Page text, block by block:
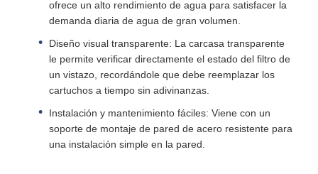
ofrece un alto rendimiento de agua para satisfacer la
demanda diaria de agua de gran volumen.
Diseño visual transparente: La carcasa transparente
le permite verificar directamente el estado del filtro de
un vistazo, recordándole que debe reemplazar los
cartuchos a tiempo sin adivinanzas.
Instalación y mantenimiento fáciles: Viene con un
soporte de montaje de pared de acero resistente para
una instalación simple en la pared.